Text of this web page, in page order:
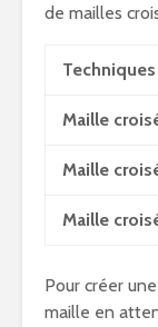
de mailles
Maille
Maille
Maille
Pour créer
maille en